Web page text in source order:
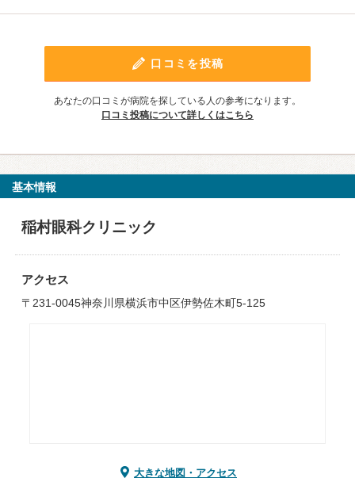
口コミを投稿
あなたの口コミが病院を探している人の参考になります。
口コミ投稿について詳しくはこちら
基本情報
稲村眼科クリニック
アクセス
〒231-0045神奈川県横浜市中区伊勢佐木町5-125
大きな地図・アクセス